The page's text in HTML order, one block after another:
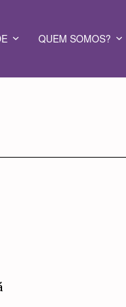
QUEM SOMOS?